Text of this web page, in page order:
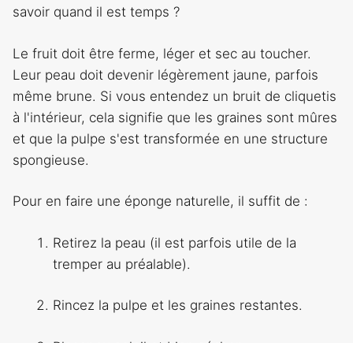
savoir quand il est temps ?
Le fruit doit être ferme, léger et sec au toucher.
Leur peau doit devenir légèrement jaune, parfois
même brune. Si vous entendez un bruit de cliquetis
à l'intérieur, cela signifie que les graines sont mûres
et que la pulpe s'est transformée en une structure
spongieuse.
Pour en faire une éponge naturelle, il suffit de :
Retirez la peau (il est parfois utile de la
tremper au préalable).
Rincez la pulpe et les graines restantes.